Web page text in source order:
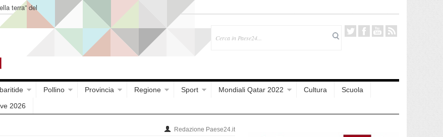
terra” del
Pollino Provincia Regione Sport Mondiali Qatar 2022 Cultura
Scuola
2026
Redazione Paese24.it